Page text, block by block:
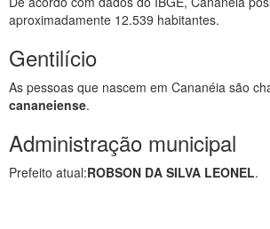
aproximadamente 12.539 habitantes.
Gentilício
As pessoas que nascem em Cananéia são
cananeiense.
Administração municipal
Prefeito atual:ROBSON DA SILVA LEONEL.